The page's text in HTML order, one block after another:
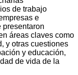
de trabajo
e
áreas claves como
y otras cuestiones
y educación,
de vida de la